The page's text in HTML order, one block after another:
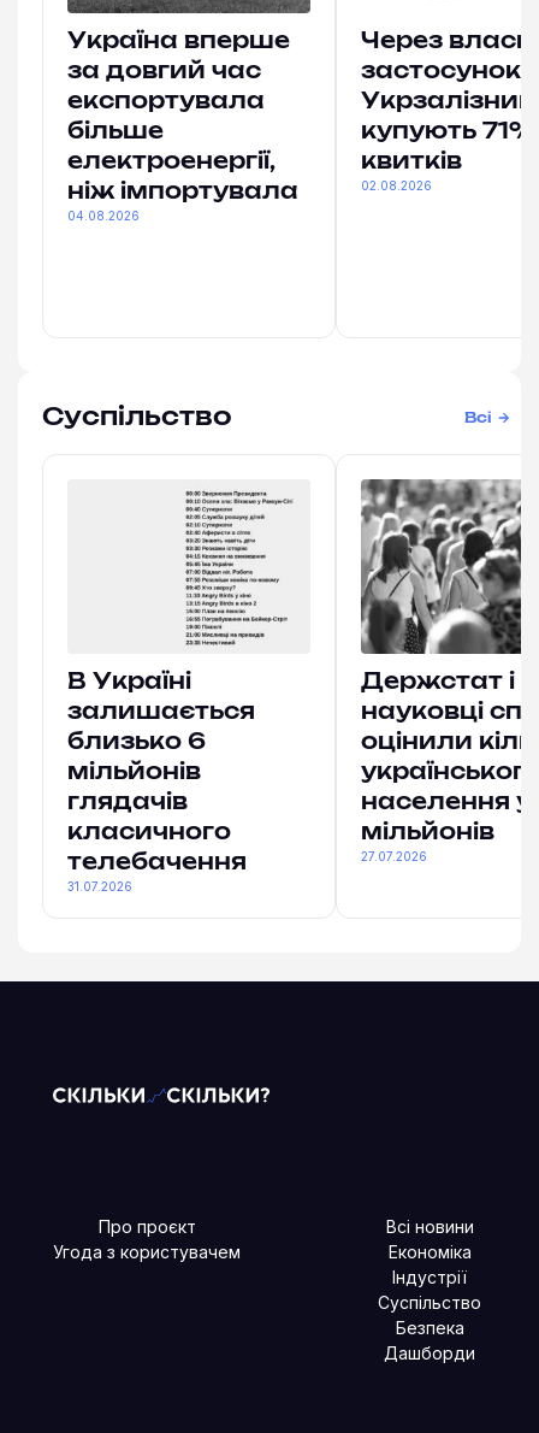
Україна вперше
за довгий час
експортувала
більше
електроенергії,
ніж імпортувала
04.08.2026
Через
застосунок
купують 71%
квитків
02.08.2026
Суспільство Всі
В Україні
залишається
близько 6
мільйонів
глядачів
класичного
телебачення
31.07.2026
Держстат і
науковці
оцінили
населення у
мільйонів
27.07.2026
Про проєкт
Угода з користувачем
Всі новини
Економіка
Індустрії
Суспільство
Безпека
Дашборди